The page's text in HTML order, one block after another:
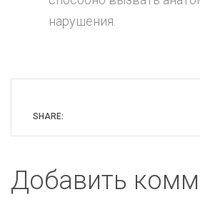
нарушения.
SHARE:
Добавить